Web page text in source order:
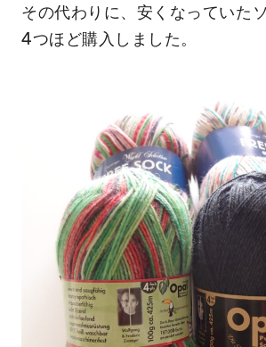
その代わりに、安くなっていた
4つほど購入しました。